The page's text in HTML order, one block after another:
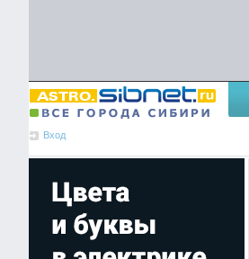
Вход